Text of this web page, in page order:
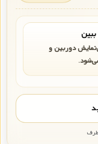
دوربین و